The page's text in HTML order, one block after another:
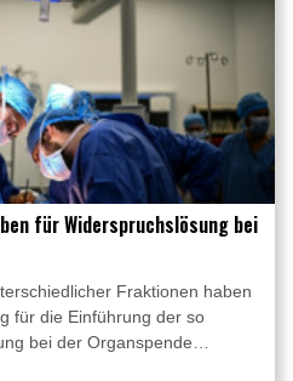
für Widerspruchslösung bei
Fraktionen haben
für die Einführung der so
bei der Organspende
"weil das rettende Organ